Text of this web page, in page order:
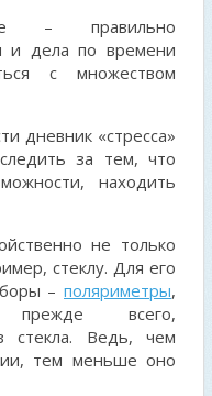
– правильно
и дела по времени
с множеством
дневник «стресса»
за тем, что
находить
не только
стеклу. Для его
– поляриметры,
прежде всего,
стекла. Ведь, чем
тем меньше оно